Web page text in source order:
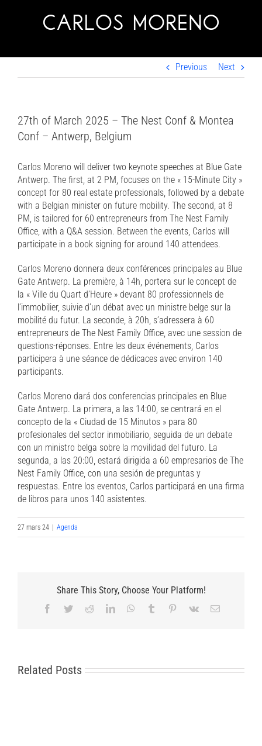
Previous Next
27th of March 2025 – The Nest Conf & Montea
Conf – Antwerp, Belgium
Carlos Moreno will deliver two keynote speeches at Blue Gate
Antwerp. The first, at 2 PM, focuses on the « 15-Minute City »
concept for 80 real estate professionals, followed by a debate
with a Belgian minister on future mobility. The second, at 8
PM, is tailored for 60 entrepreneurs from The Nest Family
Office, with a Q&A session. Between the events, Carlos will
participate in a book signing for around 140 attendees.
Carlos Moreno donnera deux conférences principales au Blue
Gate Antwerp. La première, à 14h, portera sur le concept de
la « Ville du Quart d’Heure » devant 80 professionnels de
l’immobilier, suivie d’un débat avec un ministre belge sur la
mobilité du futur. La seconde, à 20h, s’adressera à 60
entrepreneurs de The Nest Family Office, avec une session de
questions-réponses. Entre les deux événements, Carlos
participera à une séance de dédicaces avec environ 140
participants.
Carlos Moreno dará dos conferencias principales en Blue
Gate Antwerp. La primera, a las 14:00, se centrará en el
concepto de la « Ciudad de 15 Minutos » para 80
profesionales del sector inmobiliario, seguida de un debate
con un ministro belga sobre la movilidad del futuro. La
segunda, a las 20:00, estará dirigida a 60 empresarios de The
Nest Family Office, con una sesión de preguntas y
respuestas. Entre los eventos, Carlos participará en una firma
de libros para unos 140 asistentes.
27 mars 24 Agenda
Share This Story, Choose Your Platform!
Facebook
TwitterRedditLinkedInWhatsApp
Tumblr Pinterest
Vk Email
Related Posts